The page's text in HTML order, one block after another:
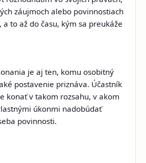
záujmoch alebo povinnostiach
to až do času, kým sa preukáže
je aj ten, komu osobitný
postavenie priznáva. Účastník
konať v takom rozsahu, v akom
úkonmi nadobúdať
povinnosti.